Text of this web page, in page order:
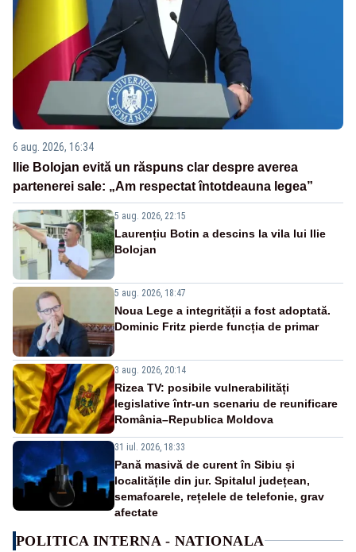
6 aug. 2026, 16:34
Ilie Bolojan evită un răspuns clar despre averea
partenerei sale: „Am respectat întotdeauna legea”
5 aug. 2026, 22:15
Laurențiu Botin a descins la vila lui Ilie
Bolojan
5 aug. 2026, 18:47
Noua Lege a integrității a fost adoptată.
Dominic Fritz pierde funcția de primar
3 aug. 2026, 20:14
Rizea TV: posibile vulnerabilități
legislative într-un scenariu de reunificare
România–Republica Moldova
31 iul. 2026, 18:33
Pană masivă de curent în Sibiu și
localitățile din jur. Spitalul județean,
semafoarele, rețelele de telefonie, grav
afectate
POLITICA INTERNA - NATIONALA